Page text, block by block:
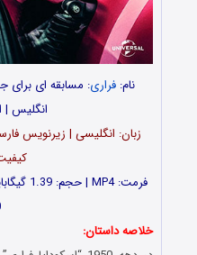
نام: فراری: مسابقه ای برای
انگلیس |
خلاصه داستان: